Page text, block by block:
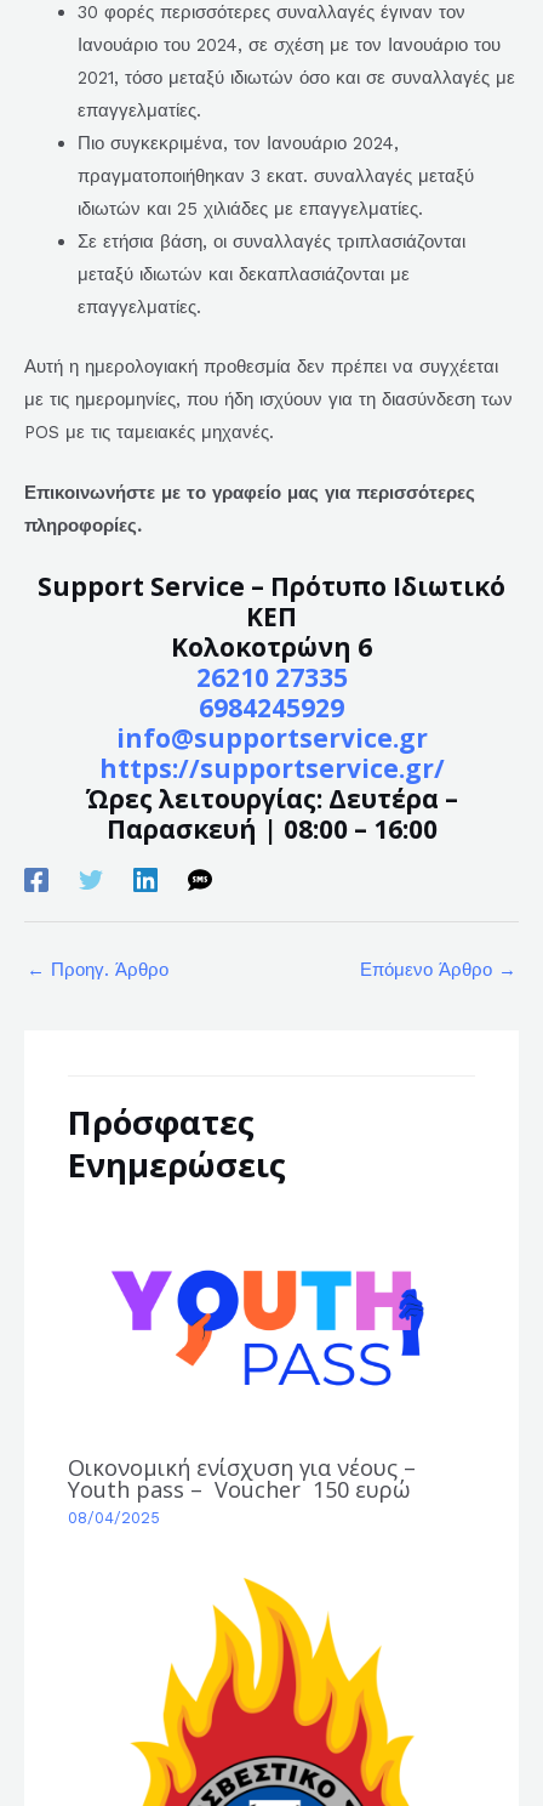
30 φορές περισσότερες συναλλαγές έγιναν τον
Ιανουάριο του 2024, σε σχέση με τον Ιανουάριο του
2021, τόσο μεταξύ ιδιωτών όσο και σε συναλλαγές με
επαγγελματίες.
Πιο συγκεκριμένα, τον Ιανουάριο 2024,
πραγματοποιήθηκαν 3 εκατ. συναλλαγές μεταξύ
ιδιωτών και 25 χιλιάδες με επαγγελματίες.
Σε ετήσια βάση, οι συναλλαγές τριπλασιάζονται
μεταξύ ιδιωτών και δεκαπλασιάζονται με
επαγγελματίες.
Αυτή η ημερολογιακή προθεσμία δεν πρέπει να συγχέεται
με τις ημερομηνίες, που ήδη ισχύουν για τη διασύνδεση των
POS με τις ταμειακές μηχανές.
Επικοινωνήστε με το γραφείο μας για περισσότερες
πληροφορίες.
Support Service – Πρότυπο Ιδιωτικό
ΚΕΠ
Κολοκοτρώνη 6
26210 27335
6984245929
info@supportservice.gr
https://supportservice.gr/
Ώρες λειτουργίας: Δευτέρα –
Παρασκευή | 08:00 – 16:00
← Προηγ. Άρθρο Επόμενο Άρθρο →
Πρόσφατες
Ενημερώσεις
Οικονομική ενίσχυση για νέους –
Youth pass – Voucher 150 ευρώ
08/04/2025